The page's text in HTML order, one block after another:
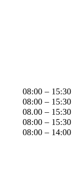
08:00 – 15:30
08:00 – 15:30
08.00 – 15:30
08:00 – 15:30
08:00 – 14:00